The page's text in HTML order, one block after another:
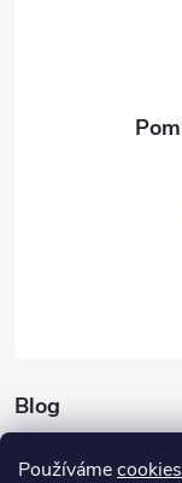
Používámecookies
Blog